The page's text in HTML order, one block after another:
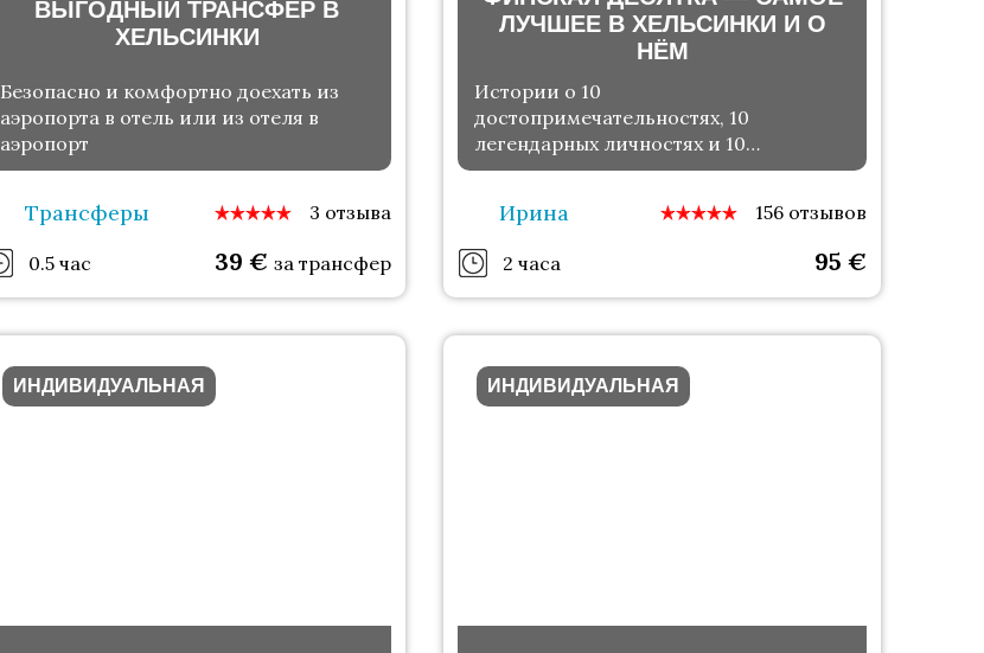
ВЫГОДНЫЙ ТРАНСФЕР В
ХЕЛЬСИНКИ
Безопасно и комфортно доехать из
аэропорта в отель или из отеля в
аэропорт
Трансферы 3 отзыва
0.5 час 39€ за трансфер
ЛУЧШЕЕ В ХЕЛЬСИНКИ И О
НЁМ
Истории о 10
достопримечательностях, 10
легендарных личностях и 10
лакомствах финской кухни
Ирина 156 отзывов
2 часа 95 €
ИНДИВИДУАЛЬНАЯ ИНДИВИДУАЛЬНАЯ